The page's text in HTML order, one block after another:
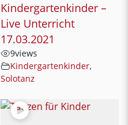
Kindergartenkinder –
Live Unterricht
17.03.2021
9views
Kindergartenkinder,
Solotanz